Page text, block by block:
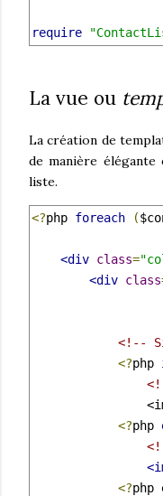
require
La vue ou
La création de
de manière
liste.
<?php foreach (
<div class=
<div class
<!--
<?php
<?php
<?php